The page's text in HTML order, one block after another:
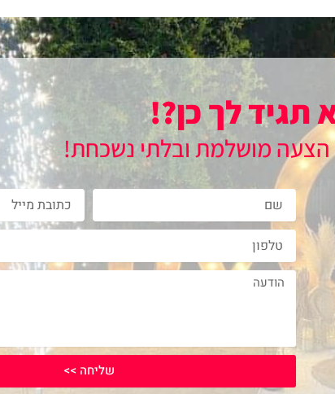
תגיד לך כן?!
הצעה מושלמת ובלתי נשכחת!
Name
Email
phone
Message
שליחה >>